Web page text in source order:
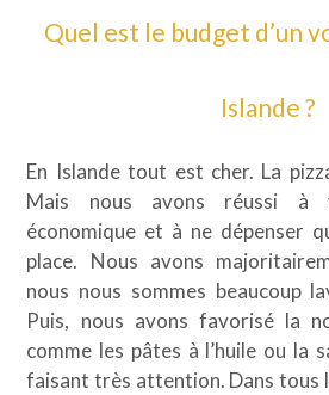
Quel est le budget d’un
Islande ?
En Islande tout est cher. La
Mais nous avons réussi à
économique et à ne dépenser
place. Nous avons
nous nous sommes beaucoup
Puis, nous avons favorisé la
comme les pâtes à l’huile ou la
faisant très attention. Dans tous